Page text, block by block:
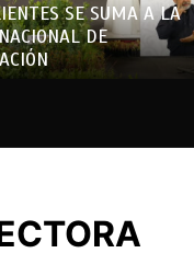
SE SUMA A LA
DE